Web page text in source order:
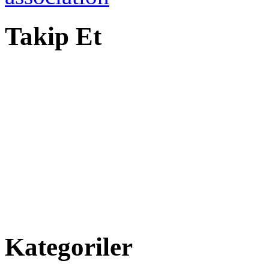
Takip Et
Kategoriler